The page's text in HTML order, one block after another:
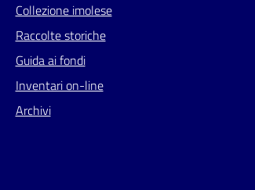
Collezione imolese
Raccolte storiche
Guida ai fondi
Inventari on-line
Archivi